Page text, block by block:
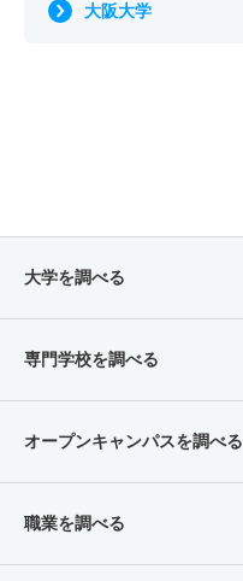
大阪大学
大学を調べる
専門学校を調べる
オープンキャンパスを調べる
職業を調べる